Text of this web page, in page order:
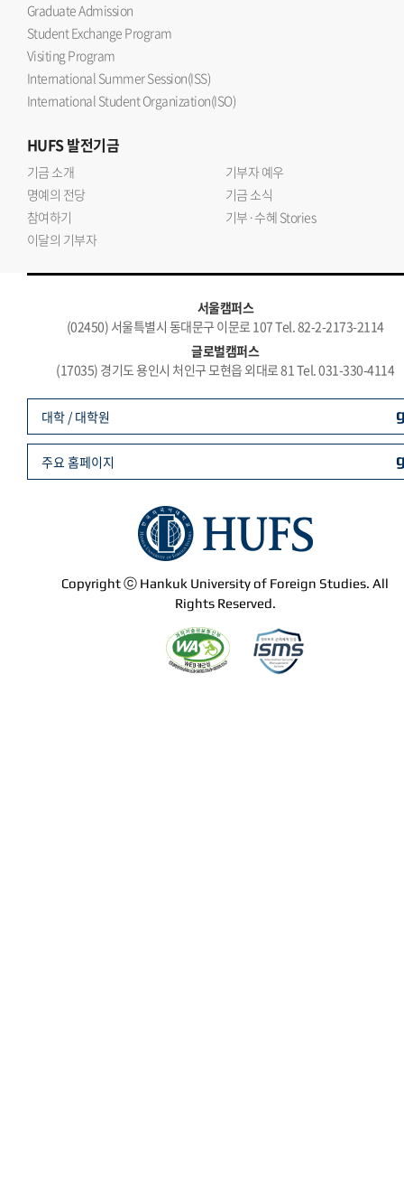
Graduate Admission
Student Exchange Program
Visiting Program
International Summer Session(ISS)
International Student Organization(ISO)
HUFS발전기금
기금 소개
기부자 예우
명예의 전당
기금 소식
참여하기
기부·수혜 Stories
이달의 기부자
서울캠퍼스
(02450) 서울특별시 동대문구 이문로 107 Tel. 82-2-2173-2114
글로벌캠퍼스
(17035) 경기도 용인시 처인구 모현읍 외대로 81 Tel. 031-330-4114
Copyright ⓒ Hankuk University of Foreign Studies. All
Rights Reserved.
대학 / 대학원
주요 홈페이지